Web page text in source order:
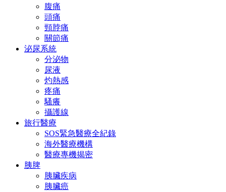
腹痛
頭痛
頸脖痛
關節痛
泌尿系統
分泌物
尿液
灼熱感
疼痛
騷癢
攝護線
旅行醫療
SOS緊急醫療全紀錄
海外醫療機構
醫療專機揭密
胰脾
胰臟疾病
胰臟癌